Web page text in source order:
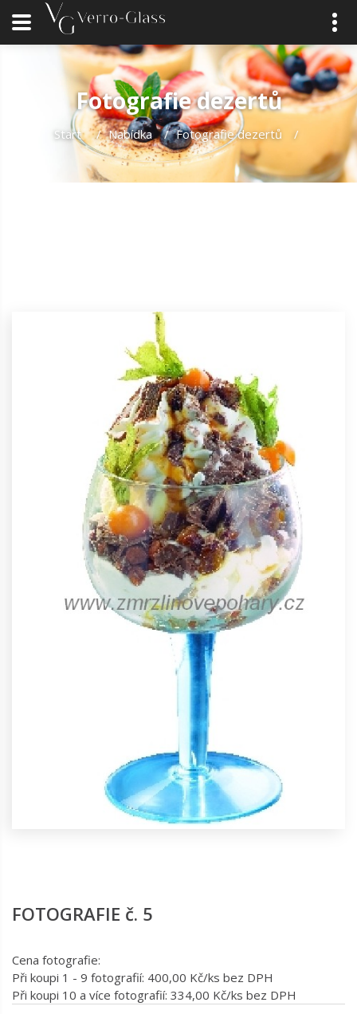
Fotografie dezertů
Start / Nabídka / Fotografie dezertů /
FOTOGRAFIE č. 5
Cena fotografie:
Při koupi 1 - 9 fotografií: 400,00 Kč/ks bez DPH
Při koupi 10 a více fotografií: 334,00 Kč/ks bez DPH